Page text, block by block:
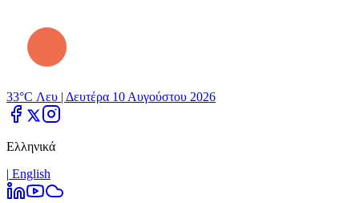
33°C Λευ | Δευτέρα 10 Αυγούστου 2026
Ελληνικά
| Εnglish